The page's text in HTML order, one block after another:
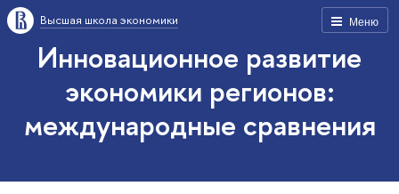
Меню
Высшая школа экономики
Инновационное развитие
экономики регионов:
международные сравнения